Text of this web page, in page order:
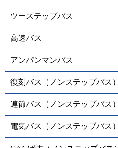
ツーステップバス
高速バス
アンパンマンバス
復刻バス（ノンステップバス）
連節バス（ノンステップバス）
電気バス（ノンステップバス）